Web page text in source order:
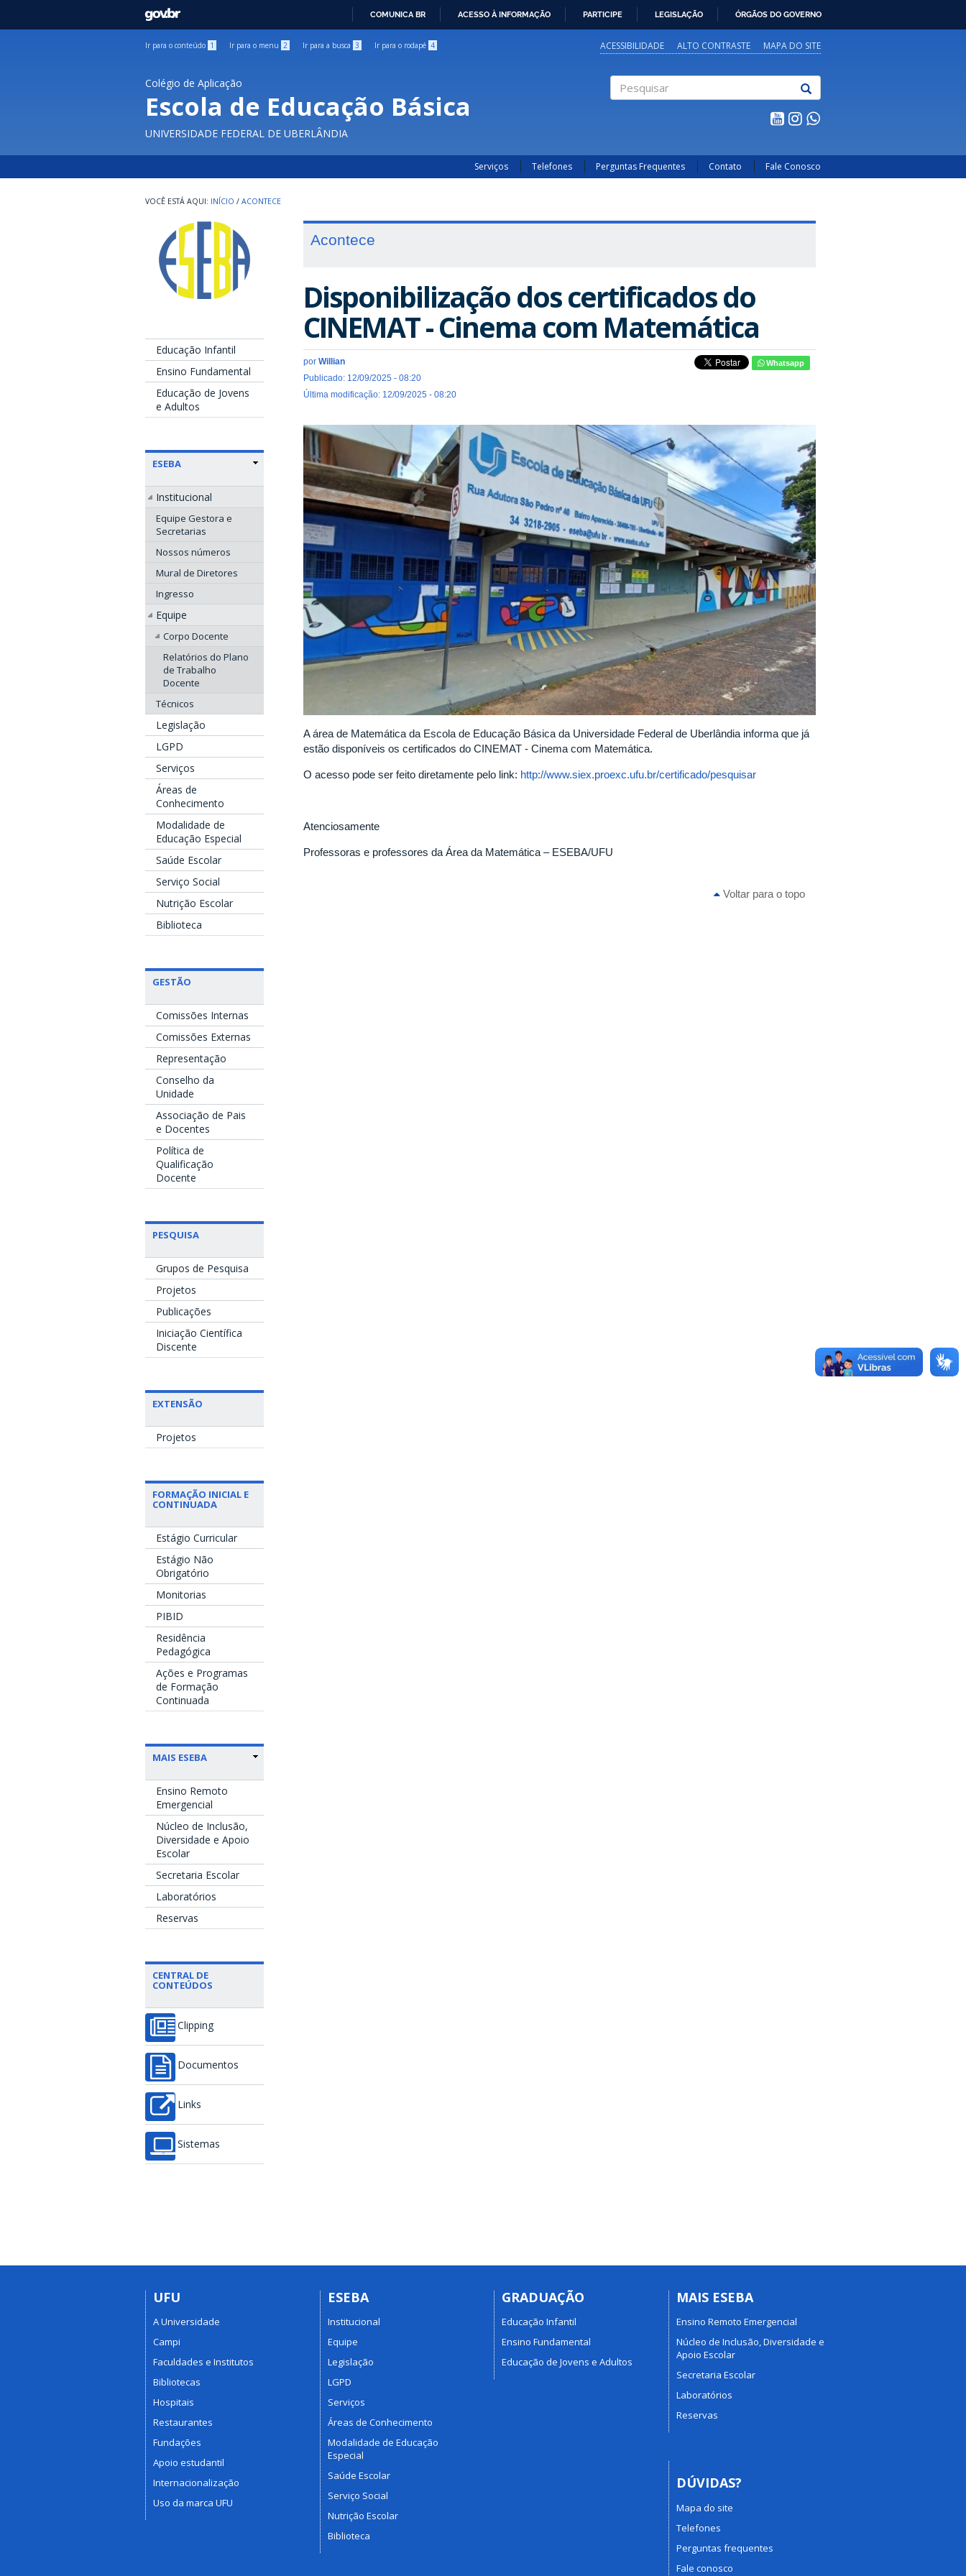
GOVBR
COMUNICA BR ACESSO À INFORMAÇÃO PARTICIPE LEGISLAÇÃO ÓRGÃOS DO GOVERNO
Ir para o conteúdo 1 Ir para o menu 2 Ir para a busca 3 Ir para o rodapé 4 ACESSIBILIDADE ALTO CONTRASTE MAPA DO SITE
Colégio de Aplicação
Escola de Educação Básica
UNIVERSIDADE FEDERAL DE UBERLÂNDIA
Serviços Telefones Perguntas Frequentes Contato Fale Conosco
INÍCIO / ACONTECE
Educação Infantil
Ensino Fundamental
Educação de Jovens
e Adultos
ESEBA
Institucional
Equipe Gestora e
Secretarias
Nossos números
Mural de Diretores
Ingresso
Equipe
Corpo Docente
Relatórios do Plano
de Trabalho
Docente
Técnicos
Legislação
LGPD
Serviços
Áreas de
Conhecimento
Modalidade de
Educação Especial
Saúde Escolar
Serviço Social
Nutrição Escolar
Biblioteca
GESTÃO
Comissões Internas
Comissões Externas
Representação
Conselho da
Unidade
Associação de Pais
e Docentes
Política de
Qualificação
Docente
PESQUISA
Grupos de Pesquisa
Projetos
Publicações
Iniciação Científica
Discente
EXTENSÃO
Projetos
FORMAÇÃO INICIAL E
CONTINUADA
Estágio Curricular
Estágio Não
Obrigatório
Monitorias
PIBID
Residência
Pedagógica
Ações e Programas
de Formação
Continuada
MAIS ESEBA
Ensino Remoto
Emergencial
Núcleo de Inclusão,
Diversidade e Apoio
Escolar
Secretaria Escolar
Laboratórios
Reservas
CENTRAL DE
CONTEÚDOS
Clipping
Documentos
Links
Sistemas
Acontece
Disponibilização dos certificados do
CINEMAT - Cinema com Matemática
por Willian
Publicado: 12/09/2025 - 08:20
Última modificação: 12/09/2025 - 08:20
Whatsapp
A área de Matemática da Escola de Educação Básica da Universidade Federal de Uberlândia informa que já
estão disponíveis os certificados do CINEMAT - Cinema com Matemática.
O acesso pode ser feito diretamente pelo link: http://www.siex.proexc.ufu.br/certificado/pesquisar
Atenciosamente
Professoras e professores da Área da Matemática – ESEBA/UFU
Voltar para o topo
UFU
A Universidade
Campi
Faculdades e Institutos
Bibliotecas
Hospitais
Restaurantes
Fundações
Apoio estudantil
Internacionalização
Uso da marca UFU
ESEBA
Institucional
Equipe
Legislação
LGPD
Serviços
Áreas de Conhecimento
Modalidade de Educação
Especial
Saúde Escolar
Serviço Social
Nutrição Escolar
Biblioteca
GRADUAÇÃO
Educação Infantil
Ensino Fundamental
Educação de Jovens e Adultos
MAIS ESEBA
Ensino Remoto Emergencial
Núcleo de Inclusão, Diversidade e
Apoio Escolar
Secretaria Escolar
Laboratórios
Reservas
DÚVIDAS?
Mapa do site
Telefones
Perguntas frequentes
Fale conosco